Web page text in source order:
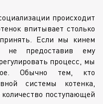
происходит
впитывает столько
Если мы кинем
не предоставив ему
процесс, мы
Обычно тем, кто
системы котенка,
количество поступающей